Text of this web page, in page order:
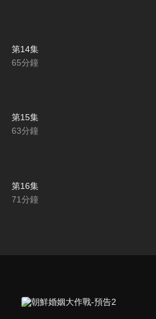
第14集
65分鐘
第15集
63分鐘
第16集
71分鐘